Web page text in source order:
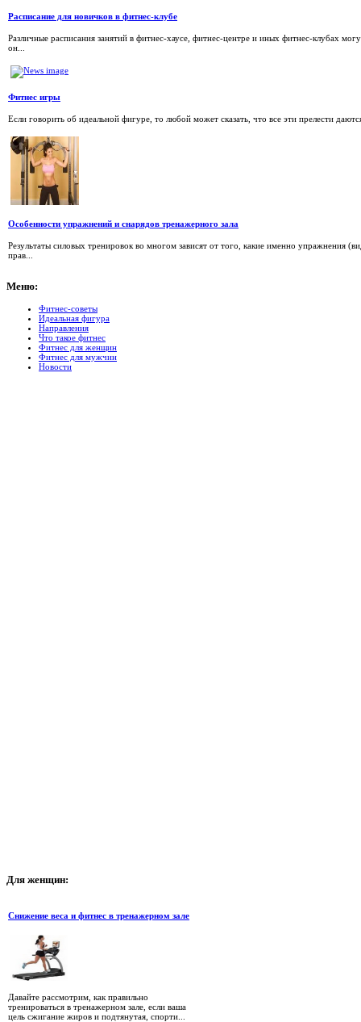
Расписание для новичков в фитнес-клубе
Различные расписания занятий в фитнес-хаусе, фитнес-центре и иных фитнес-клубах
он...
Фитнес игры
Если говорить об идеальной фигуре, то любой может сказать, что все эти прелести
Особенности упражнений и снарядов тренажерного зала
Результаты силовых тренировок во многом зависят от того, какие именно упражнения
прав...
Меню:
Фитнес-советы
Идеальная фигура
Направления
Что такое фитнес
Фитнес для женщин
Фитнес для мужчин
Новости
Для женщин:
Снижение веса и фитнес в тренажерном зале
Давайте рассмотрим, как правильно
тренироваться в тренажерном зале, если ваша
цель сжигание жиров и подтянутая, спорти...